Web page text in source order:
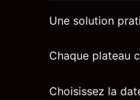
Une solution
Chaque plateau
Choisissez la